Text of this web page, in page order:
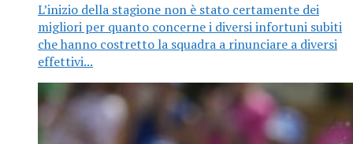
L’inizio della stagione non è stato certamente dei
migliori per quanto concerne i diversi infortuni subiti
che hanno costretto la squadra a rinunciare a diversi
effettivi...